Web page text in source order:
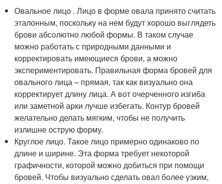
Овальное лицо . Лицо в форме овала принято считать
эталонным, поскольку на нем будут хорошо выглядеть
брови абсолютно любой формы. В таком случае
можно работать с природными данными и
корректировать имеющиеся брови, а можно
экспериментировать. Правильная форма бровей для
овального лица – прямая, так как визуально она
корректирует длину лица. А вот очерченного изгиба
или заметной арки лучше избегать. Контур бровей
желательно делать мягким, чтобы не получить
излишне острую форму.
Круглое лицо. Такое лицо примерно одинаково по
длине и ширине. Эта форма требует некоторой
графичности, которой можно добиться при помощи
бровей. Чтобы визуально сделать овал более узким,